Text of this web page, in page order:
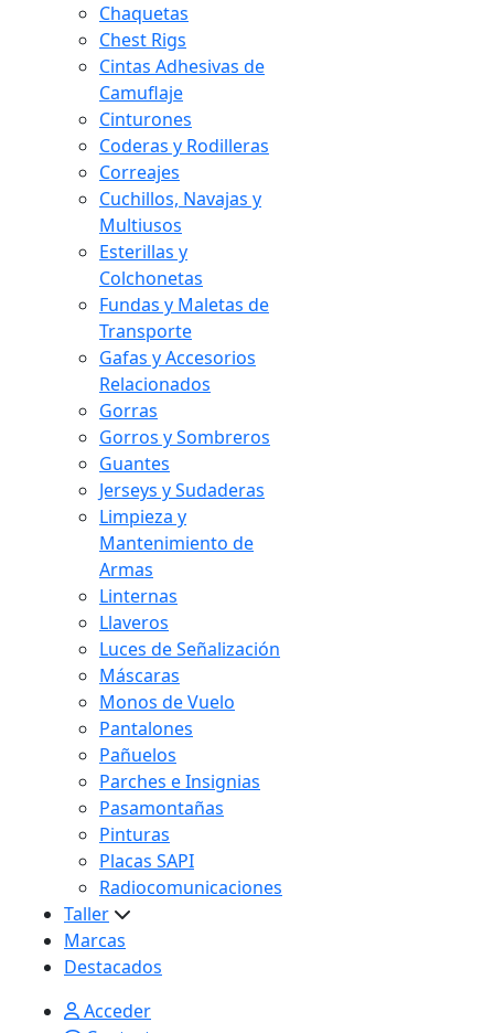
Chaquetas
Chest Rigs
Cintas Adhesivas de
Camuflaje
Cinturones
Coderas y Rodilleras
Correajes
Cuchillos, Navajas y
Multiusos
Esterillas y
Colchonetas
Fundas y Maletas de
Transporte
Gafas y Accesorios
Relacionados
Gorras
Gorros y Sombreros
Guantes
Jerseys y Sudaderas
Limpieza y
Mantenimiento de
Armas
Linternas
Llaveros
Luces de Señalización
Máscaras
Monos de Vuelo
Pantalones
Pañuelos
Parches e Insignias
Pasamontañas
Pinturas
Placas SAPI
Radiocomunicaciones
Taller
Marcas
Destacados
Acceder